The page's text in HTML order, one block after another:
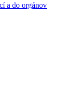
a do orgánov